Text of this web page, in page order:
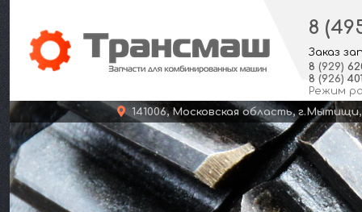
8
Заказ
8 (929)
8 (926)
Режим
141006, Московская область,